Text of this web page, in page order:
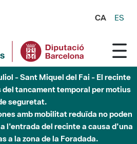
CA ES
- Sant Miquel del Fai - El recinte
tancament temporal per motius
seguretat.
amb mobilitat reduïda no poden
l'entrada del recinte a causa d'una
a la zona de la Foradada.